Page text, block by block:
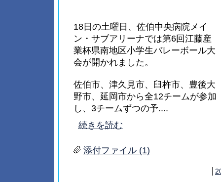
18日の土曜日、佐伯中央病院メイ
ン・サブアリーナでは第6回江藤産
業杯県南地区小学生バレーボール大
会が開かれました。
佐伯市、津久見市、臼杵市、豊後大
野市、延岡市から全12チームが参加
し、3チームずつの予....
続きを読む
添付ファイル (1)